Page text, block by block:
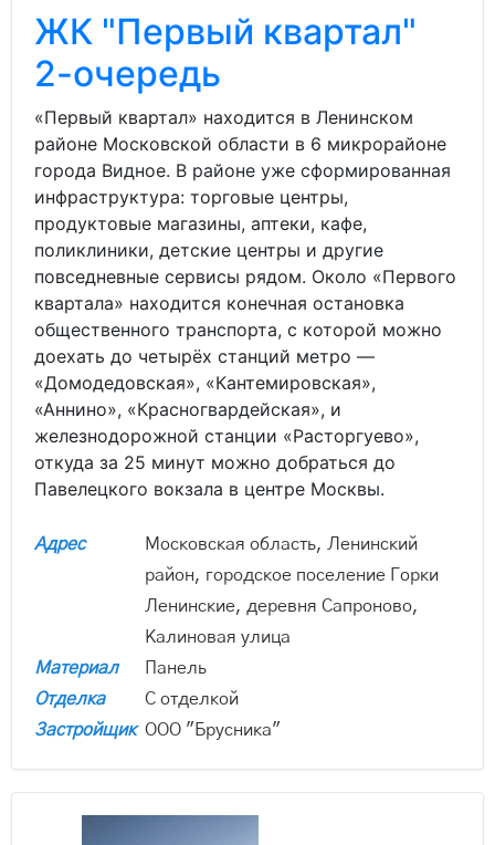
ЖК "Первый квартал"
2-очередь
«Первый квартал» находится в Ленинском
районе Московской области в 6 микрорайоне
города Видное. В районе уже сформированная
инфраструктура: торговые центры,
продуктовые магазины, аптеки, кафе,
поликлиники, детские центры и другие
повседневные сервисы рядом. Около «Первого
квартала» находится конечная остановка
общественного транспорта, с которой можно
доехать до четырёх станций метро —
«Домодедовская», «Кантемировская»,
«Аннино», «Красногвардейская», и
железнодорожной станции «Расторгуево»,
откуда за 25 минут можно добраться до
Павелецкого вокзала в центре Москвы.
Адрес
Московская область, Ленинский
район, городское поселение Горки
Ленинские, деревня Сапроново,
Калиновая улица
Материал
Панель
Отделка
С отделкой
Застройщик ООО "Брусника"